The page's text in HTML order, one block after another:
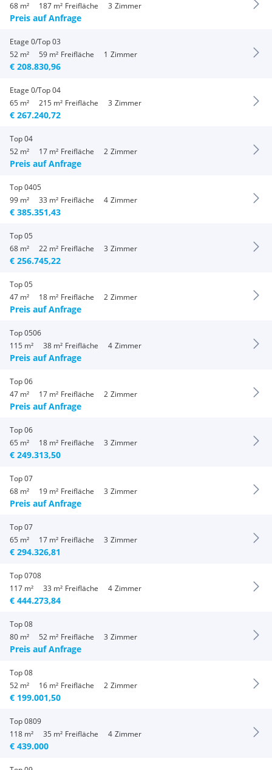
68 m²
187 m² Freifläche
Preis auf Anfrage
3 Zimmer
Etage 0/Top 03
52 m²
59 m² Freifläche
€ 208.830,96
1 Zimmer
Etage 0/Top 04
65 m²
215 m² Freifläche
€ 267.240,72
3 Zimmer
Top 04
52 m²
17 m² Freifläche
Preis auf Anfrage
2 Zimmer
Top 0405
99 m²
33 m² Freifläche
€ 385.351,43
4 Zimmer
Top 05
68 m²
22 m² Freifläche
€ 256.745,22
3 Zimmer
Top 05
47 m²
18 m² Freifläche
Preis auf Anfrage
2 Zimmer
Top 0506
115 m²
38 m² Freifläche
Preis auf Anfrage
4 Zimmer
Top 06
47 m²
17 m² Freifläche
Preis auf Anfrage
2 Zimmer
Top 06
65 m²
18 m² Freifläche
€ 249.313,50
3 Zimmer
Top 07
68 m²
19 m² Freifläche
Preis auf Anfrage
3 Zimmer
Top 07
65 m²
17 m² Freifläche
€ 294.326,81
3 Zimmer
Top 0708
117 m²
33 m² Freifläche
€ 444.273,84
4 Zimmer
Top 08
80 m²
52 m² Freifläche
Preis auf Anfrage
3 Zimmer
Top 08
52 m²
16 m² Freifläche
€ 199.001,50
2 Zimmer
Top 0809
118 m²
35 m² Freifläche
€ 439.000
4 Zimmer